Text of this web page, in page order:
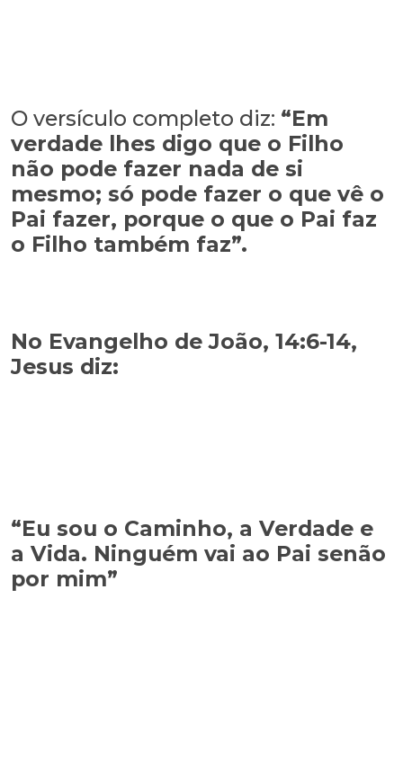
O versículo completo diz: “Em
verdade lhes digo que o Filho
não pode fazer nada de si
mesmo; só pode fazer o que vê o
Pai fazer, porque o que o Pai faz
o Filho também faz”.
No Evangelho de João, 14:6-14,
Jesus diz:
“Eu sou o Caminho, a Verdade e
a Vida. Ninguém vai ao Pai senão
por mim”